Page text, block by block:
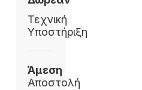
Τεχνική
Υποστήριξη
Άμεση
Αποστολή